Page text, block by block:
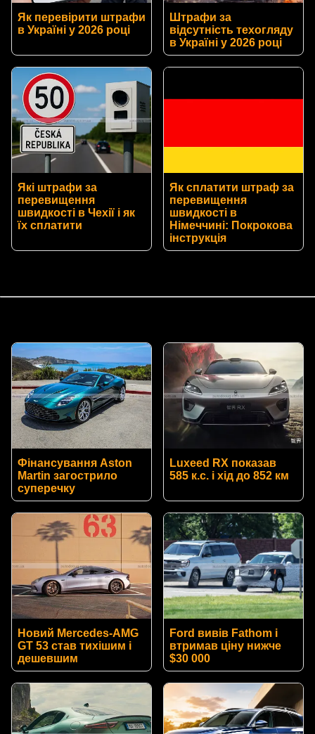
Як перевірити штрафи
в Україні у 2026 році
Штрафи за
відсутність техогляду
в Україні у 2026 році
Які штрафи за
перевищення
швидкості в Чехії і як
їх сплатити
Як сплатити штраф за
перевищення
швидкості в
Німеччині: Покрокова
інструкція
Фінансування Aston
Martin загострило
суперечку
Luxeed RX показав
585 к.с. і хід до 852 км
Новий Mercedes-AMG
GT 53 став тихішим і
дешевшим
Ford вивів Fathom і
втримав ціну нижче
$30 000